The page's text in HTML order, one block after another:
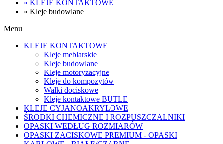
» KLEJE KONTAKTOWE
» Kleje budowlane
Menu
KLEJE KONTAKTOWE
Kleje meblarskie
Kleje budowlane
Kleje motoryzacyjne
Kleje do kompozytów
Wałki dociskowe
Kleje kontaktowe BUTLE
KLEJE CYJANOAKRYLOWE
ŚRODKI CHEMICZNE I ROZPUSZCZALNIKI
OPASKI WEDŁUG ROZMIARÓW
OPASKI ZACISKOWE PREMIUM - OPASKI